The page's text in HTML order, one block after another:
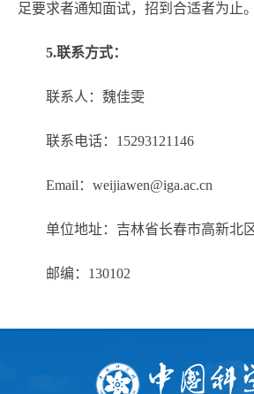
足要求者通知面试，招到合适者为止。
5.联系方式：
联系人：魏佳雯
联系电话：15293121146
Email：weijiawen@iga.ac.cn
单位地址：吉林省长春市高新北区
邮编：130102